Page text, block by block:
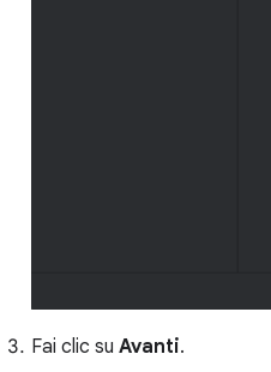
Fai clic su Avanti.